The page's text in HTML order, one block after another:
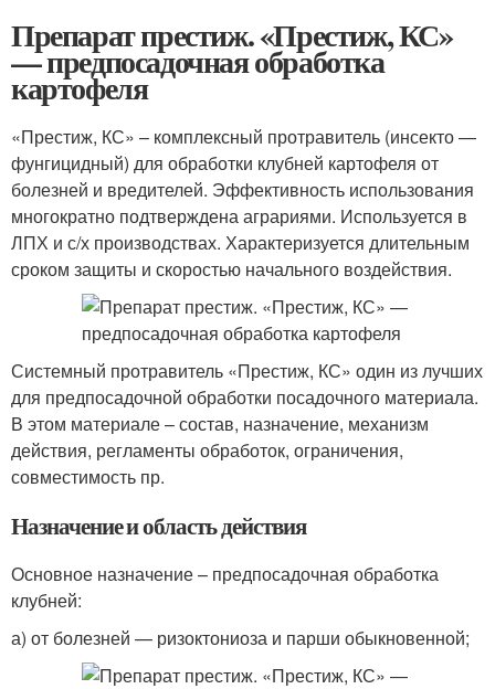
Препарат престиж. «Престиж, КС»
— предпосадочная обработка
картофеля
«Престиж, КС» – комплексный протравитель (инсекто —
фунгицидный) для обработки клубней картофеля от
болезней и вредителей. Эффективность использования
многократно подтверждена аграриями. Используется в
ЛПХ и с/х производствах. Характеризуется длительным
сроком защиты и скоростью начального воздействия.
Системный протравитель «Престиж, КС» один из лучших
для предпосадочной обработки посадочного материала.
В этом материале – состав, назначение, механизм
действия, регламенты обработок, ограничения,
совместимость пр.
Назначение и область действия
Основное назначение – предпосадочная обработка
клубней:
а) от болезней — ризоктониоза и парши обыкновенной;